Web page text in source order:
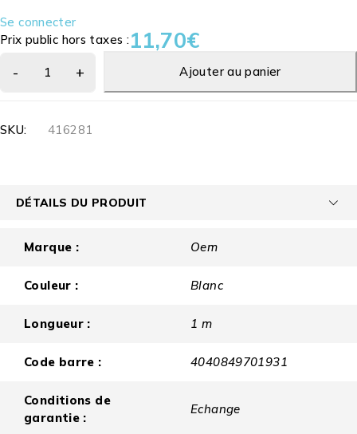
Se connecter
Prix public hors taxes :11,70€
Ajouter au panier
SKU: 416281
DÉTAILS DU PRODUIT
Marque : Oem
Couleur : Blanc
Longueur : 1 m
Code barre : 4040849701931
Conditions de
garantie :
Echange